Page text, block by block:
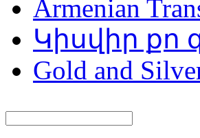
Armenian
Կիսվիր քո
Gold and